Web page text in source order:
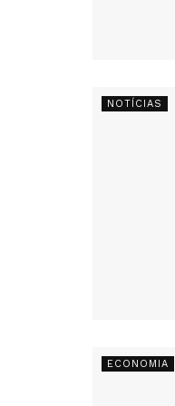
NOTÍCIAS
ECONOMIA